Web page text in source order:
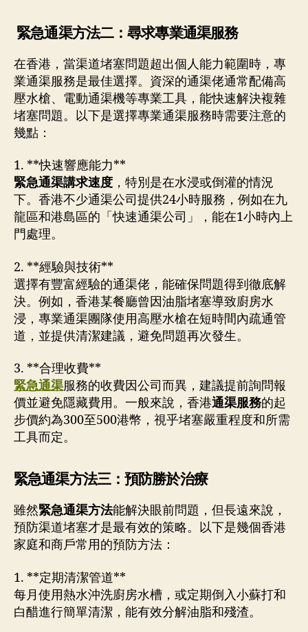
緊急通渠方法二：尋求專業通渠服務
在香港，當渠道堵塞問題超出個人能力範圍時，專
業通渠服務是最佳選擇。資深的通渠佬通常配備高
壓水槍、電動通渠機等專業工具，能快速解決複雜
堵塞問題。以下是選擇專業通渠服務時需要注意的
幾點：
1. **快速響應能力**
緊急通渠講求速度 ，特別是在水浸或倒灌的情況
下。香港不少通渠公司提供24小時服務，例如在九
龍區和港島區的「快速通渠公司」，能在1小時內上
門處理。
2. **經驗與技術**
選擇有豐富經驗的通渠佬，能確保問題得到徹底解
決。例如，香港某餐廳曾因油脂堵塞導致廚房水
浸，專業通渠團隊使用高壓水槍在短時間內疏通管
道，並提供清潔建議，避免問題再次發生。
3. **合理收費**
緊急通渠服務的收費因公司而異，建議提前詢問報
價並避免隱藏費用。一般來說，香港通渠服務的起
步價約為300至500港幣，視乎堵塞嚴重程度和所需
工具而定。
緊急通渠方法三：預防勝於治療
雖然緊急通渠方法能解決眼前問題，但長遠來說，
預防渠道堵塞才是最有效的策略。以下是幾個香港
家庭和商戶常用的預防方法：
1. **定期清潔管道**
每月使用熱水沖洗廚房水槽，或定期倒入小蘇打和
白醋進行簡單清潔，能有效分解油脂和殘渣。